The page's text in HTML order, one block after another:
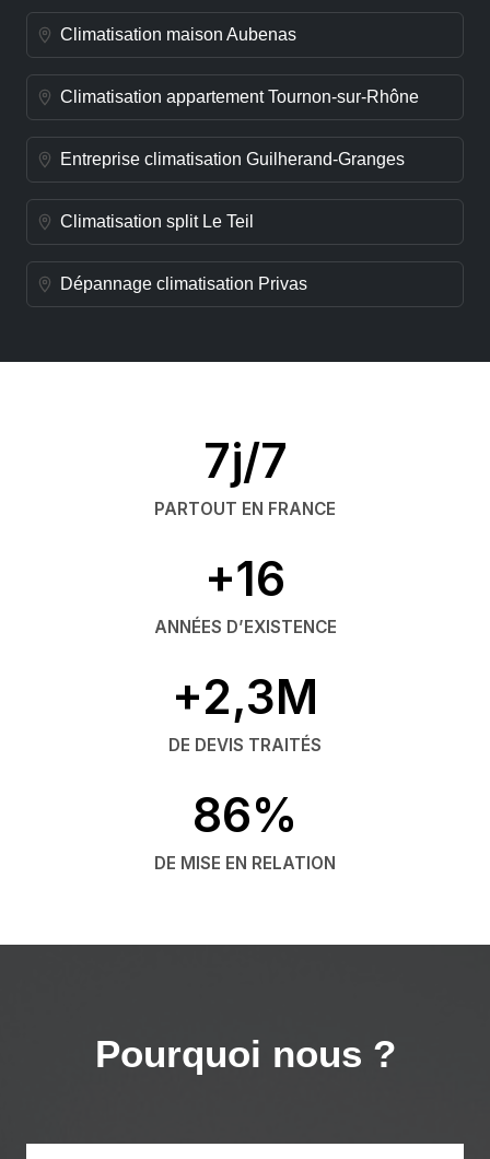
Climatisation maison Aubenas
Climatisation appartement Tournon-sur-Rhône
Entreprise climatisation Guilherand-Granges
Climatisation split Le Teil
Dépannage climatisation Privas
7j/7
PARTOUT EN FRANCE
+16
ANNÉES D’EXISTENCE
+2,3M
DE DEVIS TRAITÉS
86%
DE MISE EN RELATION
Pourquoi nous ?